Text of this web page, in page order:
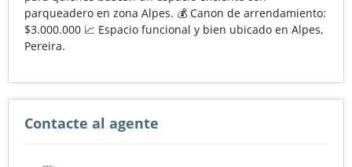
parqueadero en zona Alpes. 💰 Canon de arrendamiento:
$3.000.000 📈 Espacio funcional y bien ubicado en Alpes,
Pereira.
Contacte al agente